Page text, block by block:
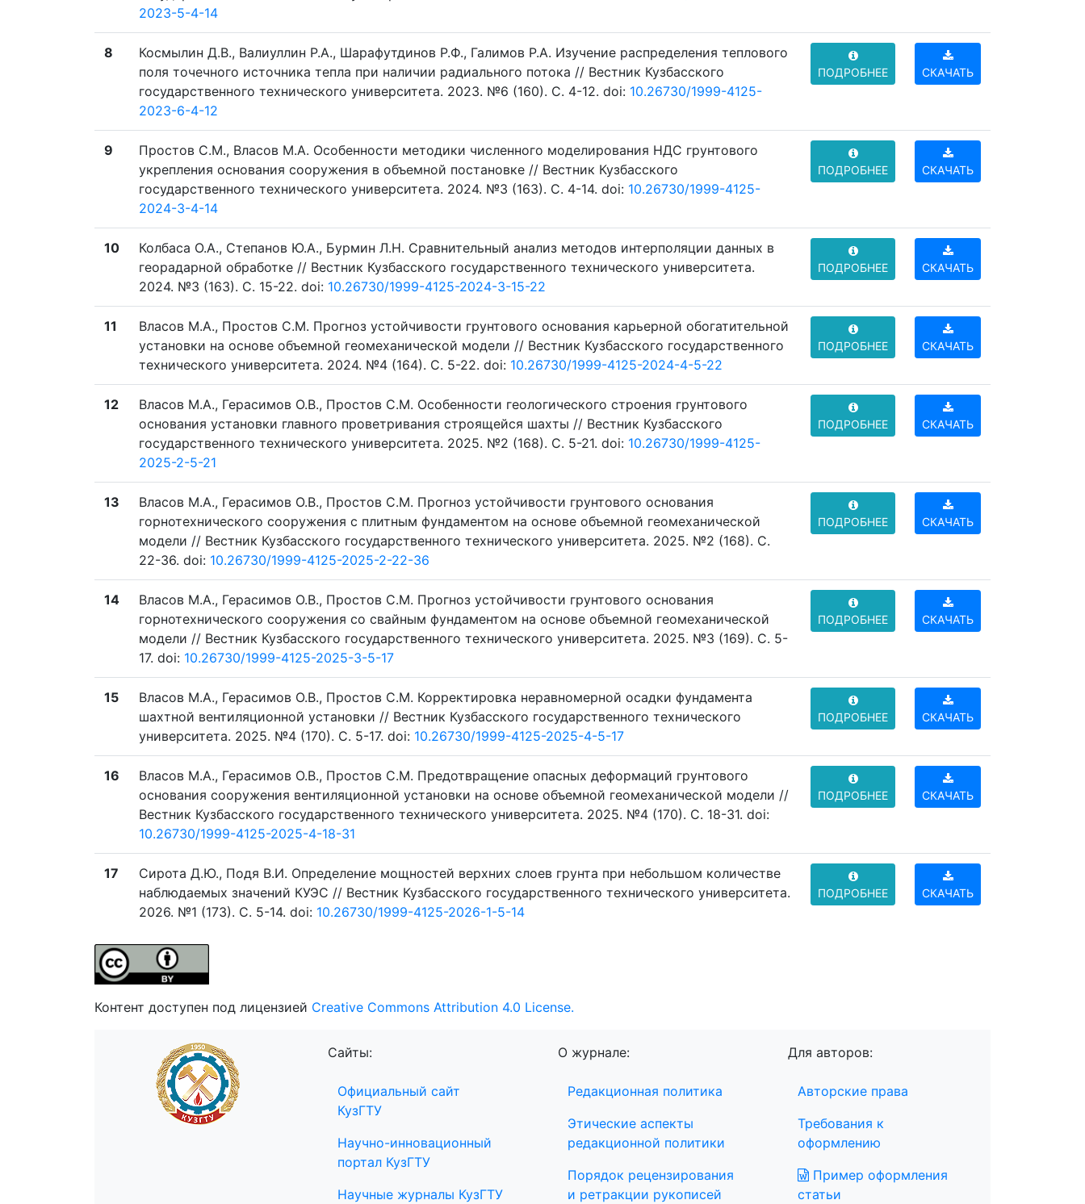
2023-5-4-14
8
Космылин Д.В., Валиуллин Р.А., Шарафутдинов Р.Ф., Галимов Р.А. Изучение распределения теплового
поля точечного источника тепла при наличии радиального потока // Вестник Кузбасского
государственного технического университета. 2023. №6 (160). C. 4-12. doi: 10.26730/1999-4125-
2023-6-4-12
ПОДРОБНЕЕ СКАЧАТЬ
9
Простов С.М., Власов М.А. Особенности методики численного моделирования НДС грунтового
укрепления основания сооружения в объемной постановке // Вестник Кузбасского
государственного технического университета. 2024. №3 (163). C. 4-14. doi: 10.26730/1999-4125-
2024-3-4-14
ПОДРОБНЕЕ СКАЧАТЬ
10
Колбаса О.А., Степанов Ю.А., Бурмин Л.Н. Сравнительный анализ методов интерполяции данных в
георадарной обработке // Вестник Кузбасского государственного технического университета.
2024. №3 (163). C. 15-22. doi: 10.26730/1999-4125-2024-3-15-22
ПОДРОБНЕЕ СКАЧАТЬ
11
Власов М.А., Простов С.М. Прогноз устойчивости грунтового основания карьерной обогатительной
установки на основе объемной геомеханической модели // Вестник Кузбасского государственного
технического университета. 2024. №4 (164). C. 5-22. doi: 10.26730/1999-4125-2024-4-5-22
ПОДРОБНЕЕ СКАЧАТЬ
12
Власов М.А., Герасимов О.В., Простов С.М. Особенности геологического строения грунтового
основания установки главного проветривания строящейся шахты // Вестник Кузбасского
государственного технического университета. 2025. №2 (168). C. 5-21. doi: 10.26730/1999-4125-
2025-2-5-21
ПОДРОБНЕЕ СКАЧАТЬ
13
Власов М.А., Герасимов О.В., Простов С.М. Прогноз устойчивости грунтового основания
горнотехнического сооружения с плитным фундаментом на основе объемной геомеханической
модели // Вестник Кузбасского государственного технического университета. 2025. №2 (168). C.
22-36. doi: 10.26730/1999-4125-2025-2-22-36
ПОДРОБНЕЕ СКАЧАТЬ
14
Власов М.А., Герасимов О.В., Простов С.М. Прогноз устойчивости грунтового основания
горнотехнического сооружения со свайным фундаментом на основе объемной геомеханической
модели // Вестник Кузбасского государственного технического университета. 2025. №3 (169). C. 5-
17. doi: 10.26730/1999-4125-2025-3-5-17
ПОДРОБНЕЕ СКАЧАТЬ
15
Власов М.А., Герасимов О.В., Простов С.М. Корректировка неравномерной осадки фундамента
шахтной вентиляционной установки // Вестник Кузбасского государственного технического
университета. 2025. №4 (170). C. 5-17. doi: 10.26730/1999-4125-2025-4-5-17
ПОДРОБНЕЕ СКАЧАТЬ
16
Власов М.А., Герасимов О.В., Простов С.М. Предотвращение опасных деформаций грунтового
основания сооружения вентиляционной установки на основе объемной геомеханической модели //
Вестник Кузбасского государственного технического университета. 2025. №4 (170). C. 18-31. doi:
10.26730/1999-4125-2025-4-18-31
ПОДРОБНЕЕ СКАЧАТЬ
17
Сирота Д.Ю., Подя В.И. Определение мощностей верхних слоев грунта при небольшом количестве
наблюдаемых значений КУЭС // Вестник Кузбасского государственного технического университета.
2026. №1 (173). C. 5-14. doi: 10.26730/1999-4125-2026-1-5-14
ПОДРОБНЕЕ СКАЧАТЬ
Контент доступен под лицензией Creative Commons Attribution 4.0 License.
Сайты:
Официальный сайт
КузГТУ
Научно-инновационный
портал КузГТУ
Научные журналы КузГТУ
О журнале:
Редакционная политика
Этические аспекты
редакционной политики
Порядок рецензирования
и ретракции рукописей
Для авторов:
Авторские права
Требования к
оформлению
Пример оформления
статьи